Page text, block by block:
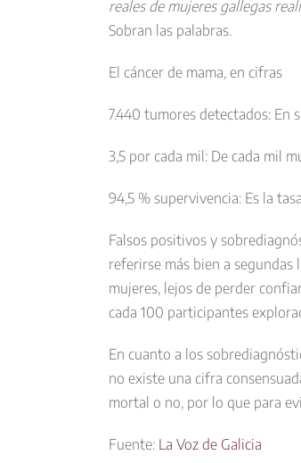
reales de mujeres gallegas
Sobran las palabras.
El cáncer de mama, en cifras
7.440 tumores detectados: En
3,5 por cada mil: De cada mil
94,5 % supervivencia: Es la
Falsos positivos y
referirse más bien a segundas
mujeres, lejos de perder
cada 100 participantes
En cuanto a los
no existe una cifra
mortal o no, por lo que para
Fuente: La Voz de Galicia